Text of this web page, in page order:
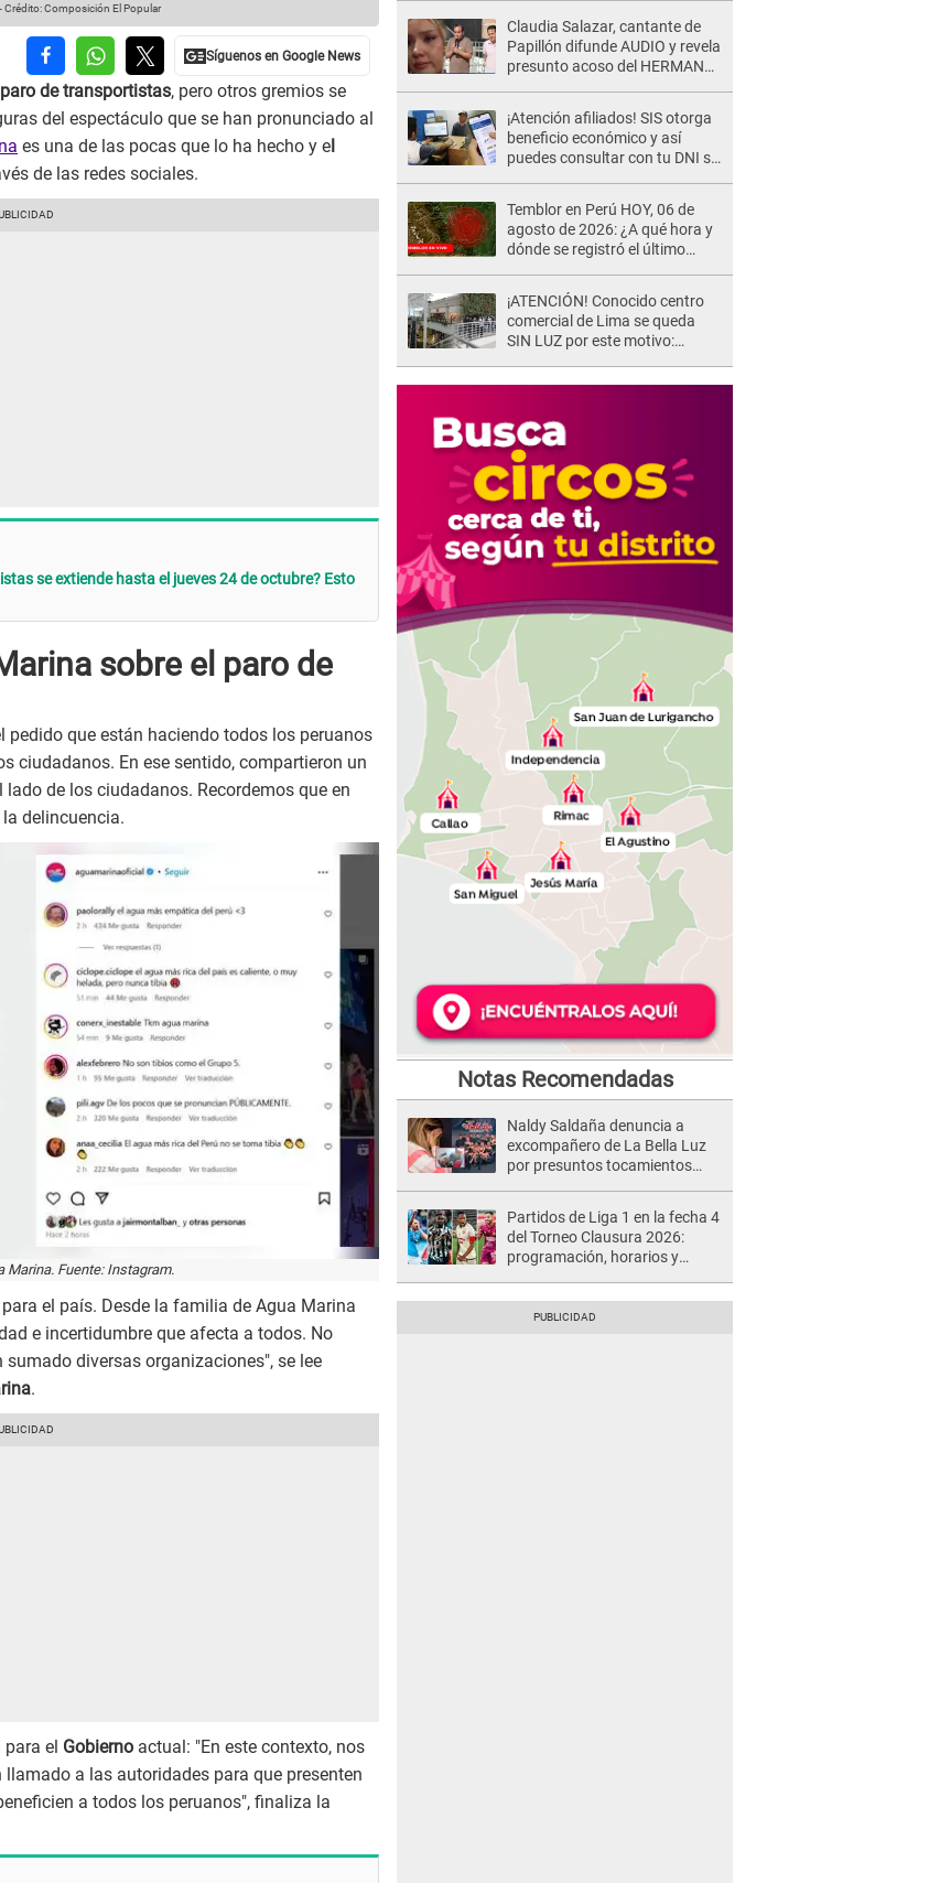
-Crédito: Composición El Popular
paro de transportistas, pero otros gremios se
del espectáculo que se han pronunciado al
es una de las pocas que lo ha hecho y e
de las redes sociales.
se extiende hasta el jueves 24 de octubre? Esto
sobre el paro de
pedido que están haciendo todos los peruanos
ciudadanos. En ese sentido, compartieron un
de los ciudadanos. Recordemos que en
delincuencia.
Marina. Fuente: Instagram.
el país. Desde la familia de Agua Marina
e incertidumbre que afecta a todos. No
diversas organizaciones", se lee
.
el Gobierno actual: "En este contexto, nos
a las autoridades para que presenten
a todos los peruanos", finaliza la
Claudia Salazar, cantante de
Papillón difunde AUDIO y revela
presunto acoso del HERMANO
shock"
¡Atención afiliados! SIS otorga
beneficio económico y así
puedes consultar con tu DNI si
Temblor en Perú HOY, 06 de
agosto de 2026: ¿A qué hora y
dónde se registró el último
¡ATENCIÓN! Conocido centro
comercial de Lima se queda
SIN LUZ por este motivo:
Notas Recomendadas
Naldy Saldaña denuncia a
excompañero de La Bella Luz
por presuntos tocamientos
Partidos de Liga 1 en la fecha 4
del Torneo Clausura 2026:
programación, horarios y